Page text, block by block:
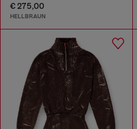
€ 275,00
HELLBRAUN